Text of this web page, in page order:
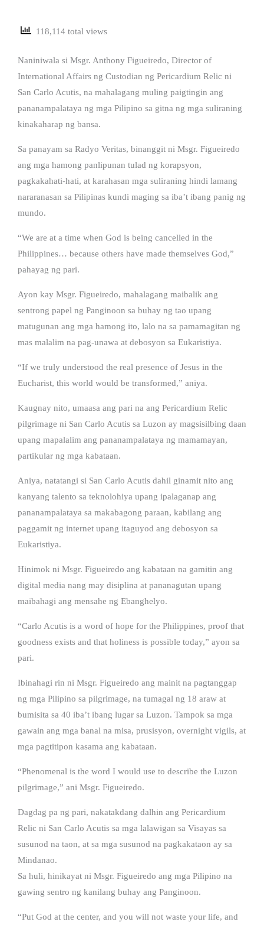
118,114 total views
Naniniwala si Msgr. Anthony Figueiredo, Director of
International Affairs ng Custodian ng Pericardium Relic ni
San Carlo Acutis, na mahalagang muling paigtingin ang
pananampalataya ng mga Pilipino sa gitna ng mga suliraning
kinakaharap ng bansa.
Sa panayam sa Radyo Veritas, binanggit ni Msgr. Figueiredo
ang mga hamong panlipunan tulad ng korapsyon,
pagkakahati-hati, at karahasan mga suliraning hindi lamang
nararanasan sa Pilipinas kundi maging sa iba’t ibang panig ng
mundo.
“We are at a time when God is being cancelled in the
Philippines… because others have made themselves God,”
pahayag ng pari.
Ayon kay Msgr. Figueiredo, mahalagang maibalik ang
sentrong papel ng Panginoon sa buhay ng tao upang
matugunan ang mga hamong ito, lalo na sa pamamagitan ng
mas malalim na pag-unawa at debosyon sa Eukaristiya.
“If we truly understood the real presence of Jesus in the
Eucharist, this world would be transformed,” aniya.
Kaugnay nito, umaasa ang pari na ang Pericardium Relic
pilgrimage ni San Carlo Acutis sa Luzon ay magsisilbing daan
upang mapalalim ang pananampalataya ng mamamayan,
partikular ng mga kabataan.
Aniya, natatangi si San Carlo Acutis dahil ginamit nito ang
kanyang talento sa teknolohiya upang ipalaganap ang
pananampalataya sa makabagong paraan, kabilang ang
paggamit ng internet upang itaguyod ang debosyon sa
Eukaristiya.
Hinimok ni Msgr. Figueiredo ang kabataan na gamitin ang
digital media nang may disiplina at pananagutan upang
maibahagi ang mensahe ng Ebanghelyo.
“Carlo Acutis is a word of hope for the Philippines, proof that
goodness exists and that holiness is possible today,” ayon sa
pari.
Ibinahagi rin ni Msgr. Figueiredo ang mainit na pagtanggap
ng mga Pilipino sa pilgrimage, na tumagal ng 18 araw at
bumisita sa 40 iba’t ibang lugar sa Luzon. Tampok sa mga
gawain ang mga banal na misa, prusisyon, overnight vigils, at
mga pagtitipon kasama ang kabataan.
“Phenomenal is the word I would use to describe the Luzon
pilgrimage,” ani Msgr. Figueiredo.
Dagdag pa ng pari, nakatakdang dalhin ang Pericardium
Relic ni San Carlo Acutis sa mga lalawigan sa Visayas sa
susunod na taon, at sa mga susunod na pagkakataon ay sa
Mindanao.
Sa huli, hinikayat ni Msgr. Figueiredo ang mga Pilipino na
gawing sentro ng kanilang buhay ang Panginoon.
“Put God at the center, and you will not waste your life, and